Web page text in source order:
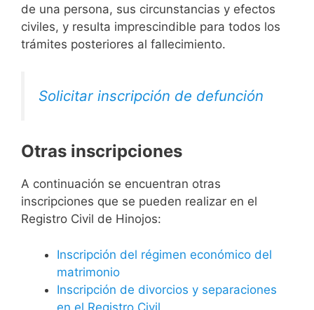
de una persona, sus circunstancias y efectos
civiles, y resulta imprescindible para todos los
trámites posteriores al fallecimiento.
Solicitar inscripción de defunción
Otras inscripciones
A continuación se encuentran otras
inscripciones que se pueden realizar en el
Registro Civil de Hinojos:
Inscripción del régimen económico del
matrimonio
Inscripción de divorcios y separaciones
en el Registro Civil